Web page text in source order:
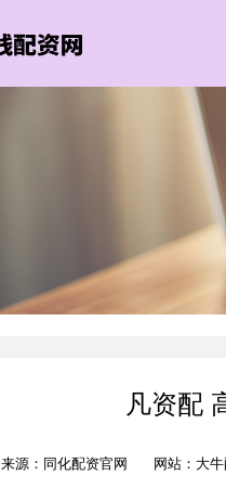
凡资配
来源：同化配资官网 网站：大